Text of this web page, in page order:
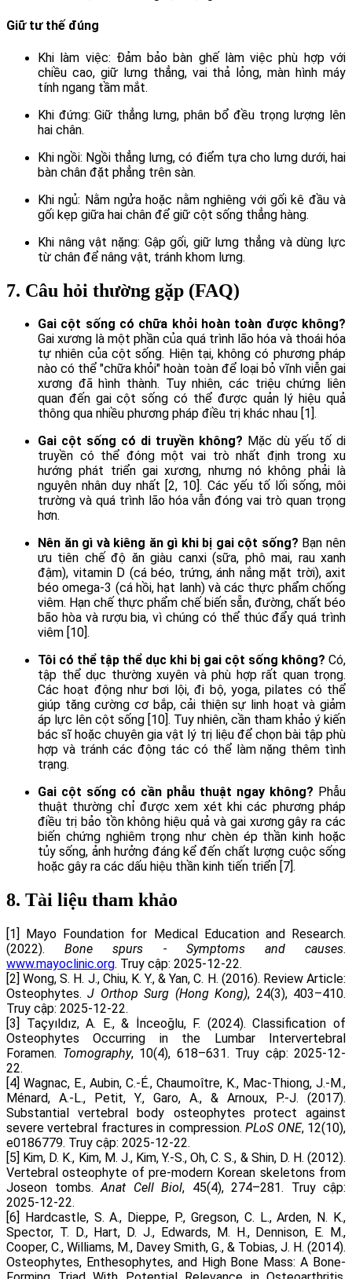
Giữ tư thế đúng
Khi làm việc: Đảm bảo bàn ghế làm việc phù hợp với
chiều cao, giữ lưng thẳng, vai thả lỏng, màn hình máy
tính ngang tầm mắt.
Khi đứng: Giữ thẳng lưng, phân bổ đều trọng lượng lên
hai chân.
Khi ngồi: Ngồi thẳng lưng, có điểm tựa cho lưng dưới, hai
bàn chân đặt phẳng trên sàn.
Khi ngủ: Nằm ngửa hoặc nằm nghiêng với gối kê đầu và
gối kẹp giữa hai chân để giữ cột sống thẳng hàng.
Khi nâng vật nặng: Gập gối, giữ lưng thẳng và dùng lực
từ chân để nâng vật, tránh khom lưng.
7. Câu hỏi thường gặp (FAQ)
Gai cột sống có chữa khỏi hoàn toàn được không?
Gai xương là một phần của quá trình lão hóa và thoái hóa
tự nhiên của cột sống. Hiện tại, không có phương pháp
nào có thể "chữa khỏi" hoàn toàn để loại bỏ vĩnh viễn gai
xương đã hình thành. Tuy nhiên, các triệu chứng liên
quan đến gai cột sống có thể được quản lý hiệu quả
thông qua nhiều phương pháp điều trị khác nhau [1].
Gai cột sống có di truyền không? Mặc dù yếu tố di
truyền có thể đóng một vai trò nhất định trong xu
hướng phát triển gai xương, nhưng nó không phải là
nguyên nhân duy nhất [2, 10]. Các yếu tố lối sống, môi
trường và quá trình lão hóa vẫn đóng vai trò quan trọng
hơn.
Nên ăn gì và kiêng ăn gì khi bị gai cột sống? Bạn nên
ưu tiên chế độ ăn giàu canxi (sữa, phô mai, rau xanh
đậm), vitamin D (cá béo, trứng, ánh nắng mặt trời), axit
béo omega-3 (cá hồi, hạt lanh) và các thực phẩm chống
viêm. Hạn chế thực phẩm chế biến sẵn, đường, chất béo
bão hòa và rượu bia, vì chúng có thể thúc đẩy quá trình
viêm [10].
Tôi có thể tập thể dục khi bị gai cột sống không? Có,
tập thể dục thường xuyên và phù hợp rất quan trọng.
Các hoạt động như bơi lội, đi bộ, yoga, pilates có thể
giúp tăng cường cơ bắp, cải thiện sự linh hoạt và giảm
áp lực lên cột sống [10]. Tuy nhiên, cần tham khảo ý kiến
bác sĩ hoặc chuyên gia vật lý trị liệu để chọn bài tập phù
hợp và tránh các động tác có thể làm nặng thêm tình
trạng.
Gai cột sống có cần phẫu thuật ngay không? Phẫu
thuật thường chỉ được xem xét khi các phương pháp
điều trị bảo tồn không hiệu quả và gai xương gây ra các
biến chứng nghiêm trọng như chèn ép thần kinh hoặc
tủy sống, ảnh hưởng đáng kể đến chất lượng cuộc sống
hoặc gây ra các dấu hiệu thần kinh tiến triển [7].
8. Tài liệu tham khảo
[1] Mayo Foundation for Medical Education and Research.
(2022).Bone spurs - Symptoms and causes.
www.mayoclinic.org. Truy cập: 2025-12-22.
[2] Wong, S. H. J., Chiu, K. Y., & Yan, C. H. (2016). Review Article:
Osteophytes.J Orthop Surg (Hong Kong), 24(3), 403–410.
Truy cập: 2025-12-22.
[3] Taçyıldız, A. E., & İnceoğlu, F. (2024). Classification of
Osteophytes Occurring in the Lumbar Intervertebral
Foramen. Tomography, 10(4), 618–631. Truy cập: 2025-12-
22.
[4] Wagnac, E., Aubin, C.-É., Chaumoître, K., Mac-Thiong, J.-M.,
Ménard, A.-L., Petit, Y., Garo, A., & Arnoux, P.-J. (2017).
Substantial vertebral body osteophytes protect against
severe vertebral fractures in compression.PLoS ONE, 12(10),
e0186779. Truy cập: 2025-12-22.
[5] Kim, D. K., Kim, M. J., Kim, Y.-S., Oh, C. S., & Shin, D. H. (2012).
Vertebral osteophyte of pre-modern Korean skeletons from
Joseon tombs.Anat Cell Biol, 45(4), 274–281. Truy cập:
2025-12-22.
[6] Hardcastle, S. A., Dieppe, P., Gregson, C. L., Arden, N. K.,
Spector, T. D., Hart, D. J., Edwards, M. H., Dennison, E. M.,
Cooper, C., Williams, M., Davey Smith, G., & Tobias, J. H. (2014).
Osteophytes, Enthesophytes, and High Bone Mass: A Bone-